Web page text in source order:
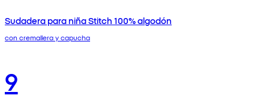
Sudadera para niña Stitch 100% algodón
con cremallera y capucha
9